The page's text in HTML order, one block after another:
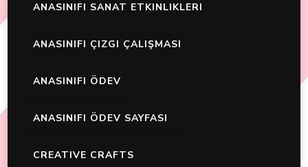
ANASINIFI SANAT ETKINLIKLERI
ANASINIFI ÇIZGI ÇALIŞMASI
ANASINIFI ÖDEV
ANASINIFI ÖDEV SAYFASI
CREATIVE CRAFTS